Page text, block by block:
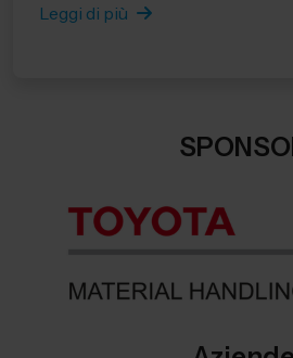
Leggi di più